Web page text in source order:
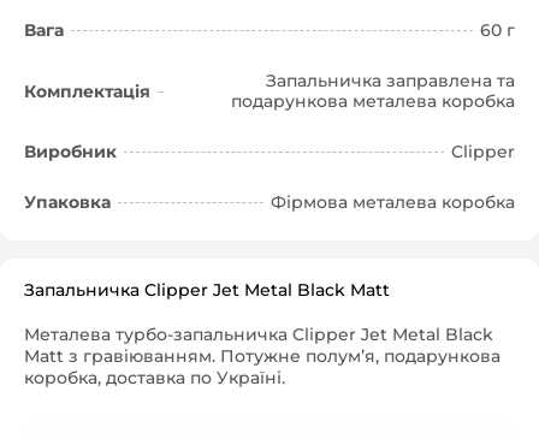
Вага 60 г
Комплектація
Запальничка заправлена та
подарункова металева коробка
Виробник Clipper
Упаковка Фірмова металева коробка
Запальничка Clipper Jet Metal Black Matt
Металева турбо-запальничка Clipper Jet Metal Black
Matt з гравіюванням. Потужне полум’я, подарункова
коробка, доставка по Україні.